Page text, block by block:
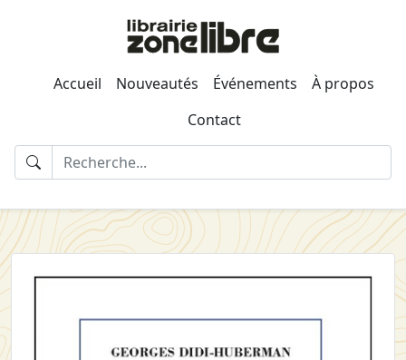
Accueil Nouveautés Événements
À propos
Contact